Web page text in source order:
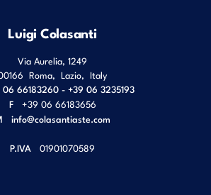
Luigi Colasanti
Via Aurelia, 1249
Roma Lazio Italy
06 66183260 - +39 06 3235193
F
+39 06 66183656
info@colasantiaste.com
P.IVA 01901070589